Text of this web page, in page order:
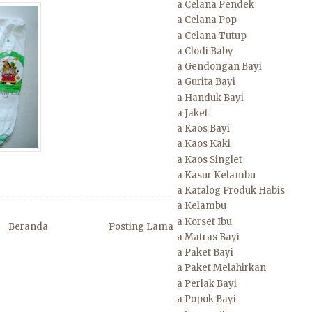
Posting Lama
Beranda
a Celana Pendek
a Celana Pop
a Celana Tutup
a Clodi Baby
a Gendongan Bayi
a Gurita Bayi
a Handuk Bayi
a Jaket
a Kaos Bayi
a Kaos Kaki
a Kaos Singlet
a Kasur Kelambu
a Katalog Produk Habis
a Kelambu
a Korset Ibu
a Matras Bayi
a Paket Bayi
a Paket Melahirkan
a Perlak Bayi
a Popok Bayi